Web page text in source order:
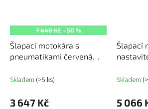
7 440 Kč –50 %
Šlapací motokára s
pneumatikami červená
Skladem (>5 ks)
3 647 Kč
Šlapací
Skladem
5 066